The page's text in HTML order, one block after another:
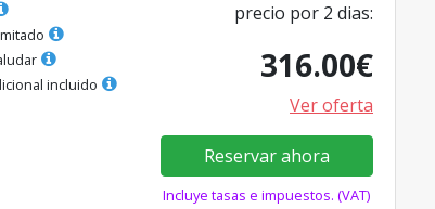
incluido
precio por 2 dias:
316.00€
Ver oferta
Reservar ahora
Incluye tasas e impuestos. (VAT)